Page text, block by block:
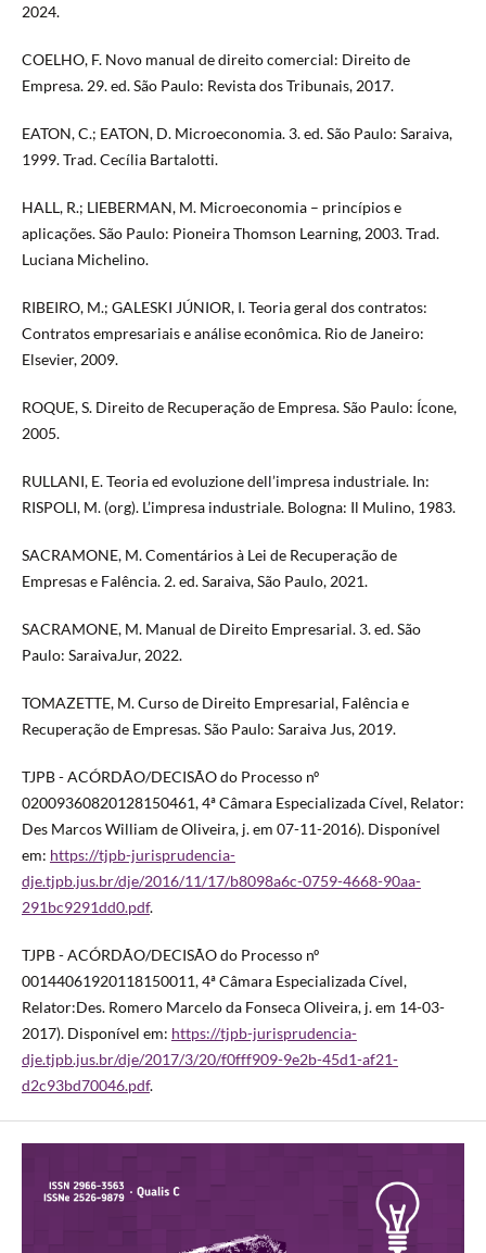
2024.
COELHO, F. Novo manual de direito comercial: Direito de
Empresa. 29. ed. São Paulo: Revista dos Tribunais, 2017.
EATON, C.; EATON, D. Microeconomia. 3. ed. São Paulo: Saraiva,
1999. Trad. Cecília Bartalotti.
HALL, R.; LIEBERMAN, M. Microeconomia – princípios e
aplicações. São Paulo: Pioneira Thomson Learning, 2003. Trad.
Luciana Michelino.
RIBEIRO, M.; GALESKI JÚNIOR, I. Teoria geral dos contratos:
Contratos empresariais e análise econômica. Rio de Janeiro:
Elsevier, 2009.
ROQUE, S. Direito de Recuperação de Empresa. São Paulo: Ícone,
2005.
RULLANI, E. Teoria ed evoluzione dell’impresa industriale. In:
RISPOLI, M. (org). L’impresa industriale. Bologna: Il Mulino, 1983.
SACRAMONE, M. Comentários à Lei de Recuperação de
Empresas e Falência. 2. ed. Saraiva, São Paulo, 2021.
SACRAMONE, M. Manual de Direito Empresarial. 3. ed. São
Paulo: SaraivaJur, 2022.
TOMAZETTE, M. Curso de Direito Empresarial, Falência e
Recuperação de Empresas. São Paulo: Saraiva Jus, 2019.
TJPB - ACÓRDÃO/DECISÃO do Processo nº
02009360820128150461, 4ª Câmara Especializada Cível, Relator:
Des Marcos William de Oliveira, j. em 07-11-2016). Disponível
em: https://tjpb-jurisprudencia-
dje.tjpb.jus.br/dje/2016/11/17/b8098a6c-0759-4668-90aa-
291bc9291dd0.pdf.
TJPB - ACÓRDÃO/DECISÃO do Processo nº
00144061920118150011, 4ª Câmara Especializada Cível,
Relator:Des. Romero Marcelo da Fonseca Oliveira, j. em 14-03-
2017). Disponível em: https://tjpb-jurisprudencia-
dje.tjpb.jus.br/dje/2017/3/20/f0fff909-9e2b-45d1-af21-
d2c93bd70046.pdf.